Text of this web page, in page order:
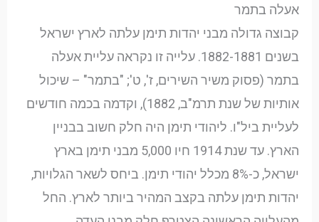
אעלה בתמר
קבוצה גדולה מבני יהדות תימן עלתה לארץ ישראל
בשנים 1882-1881. עלייה זו נקראה עליית אעלה
בתמר (פסוק משיר השירים, ז', ט'; "בתמר" – שיכול
אותיות של שנת תרמ"ב, 1882), וקדמה בכמה חודשים
לעליית ביל"ו. ליהודי תימן היה חלק חשוב בבניין
הארץ. עד שנת 1914 חיו 5,000 מבני תימן בארץ
ישראל, כ-8% מכלל יהודי תימן. ביחס לשאר הגלויות,
יהדות תימן עלתה בקצב המהיר ביותר לארץ. החל